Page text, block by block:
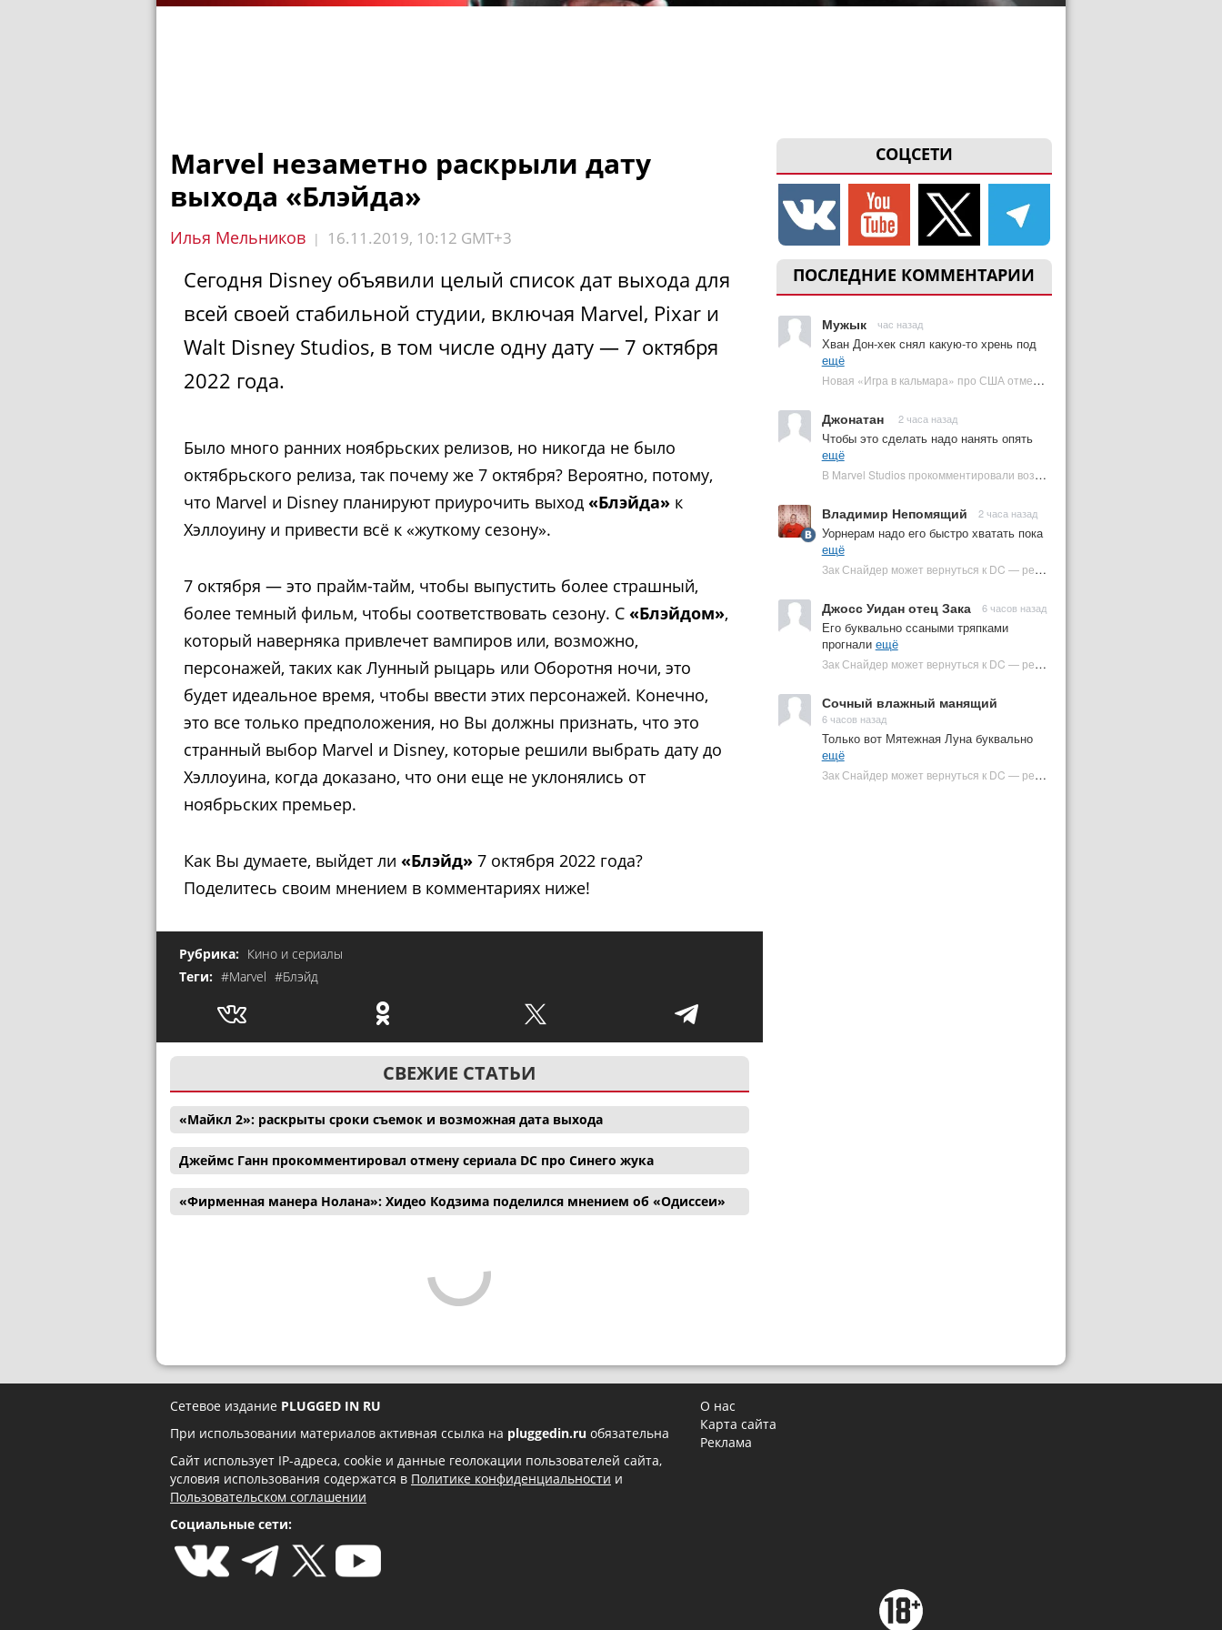
СОЦСЕТИ
ПОСЛЕДНИЕ КОММЕНТАРИИ
Мужык час назад
Хван Дон-хек снял какую-то хрень под
ещё
Новая «Игра в кальмара» про США отменена | Plugged In Ru
Джонатан 2 часа назад
Чтобы это сделать надо нанять опять
ещё
В Marvel Studios прокомментировали возвращение Канга на экраны | Plugged In Ru
Владимир Непомящий 2 часа назад
Уорнерам надо его быстро хватать пока
ещё
Зак Снайдер может вернуться к DC — режиссер общался с Warner Bros. (фото) | Plugged In Ru
Джосс Уидан отец Зака 6 часов назад
Его буквально ссаными тряпками
прогнали ещё
Зак Снайдер может вернуться к DC — режиссер общался с Warner Bros. (фото) | Plugged In Ru
Сочный влажный манящий
6 часов назад
Только вот Мятежная Луна буквально
ещё
Зак Снайдер может вернуться к DC — режиссер общался с Warner Bros. (фото) | Plugged In Ru
Marvel незаметно раскрыли дату
выхода «Блэйда»
Илья Мельников | 16.11.2019, 10:12 GMT+3
Сегодня Disney объявили целый список дат выхода для
всей своей стабильной студии, включая Marvel, Pixar и
Walt Disney Studios, в том числе одну дату — 7 октября
2022 года.
Было много ранних ноябрьских релизов, но никогда не было
октябрьского релиза, так почему же 7 октября? Вероятно, потому,
что Marvel и Disney планируют приурочить выход «Блэйда» к
Хэллоуину и привести всё к «жуткому сезону».
7 октября — это прайм-тайм, чтобы выпустить более страшный,
более темный фильм, чтобы соответствовать сезону. С «Блэйдом»,
который наверняка привлечет вампиров или, возможно,
персонажей, таких как Лунный рыцарь или Оборотня ночи, это
будет идеальное время, чтобы ввести этих персонажей. Конечно,
это все только предположения, но Вы должны признать, что это
странный выбор Marvel и Disney, которые решили выбрать дату до
Хэллоуина, когда доказано, что они еще не уклонялись от
ноябрьских премьер.
Как Вы думаете, выйдет ли «Блэйд» 7 октября 2022 года?
Поделитесь своим мнением в комментариях ниже!
Рубрика: Кино и сериалы
Теги: #Marvel #Блэйд
СВЕЖИЕ СТАТЬИ
«Майкл 2»: раскрыты сроки съемок и возможная дата выхода
Джеймс Ганн прокомментировал отмену сериала DC про Синего жука
«Фирменная манера Нолана»: Хидео Кодзима поделился мнением об «Одиссеи»
Сетевое издание PLUGGED IN RU
При использовании материалов активная ссылка на pluggedin.ru обязательна
Сайт использует IP-адреса, cookie и данные геолокации пользователей сайта,
условия использования содержатся в Политике конфиденциальности и
Пользовательском соглашении
Социальные сети:
О нас
Карта сайта
Реклама